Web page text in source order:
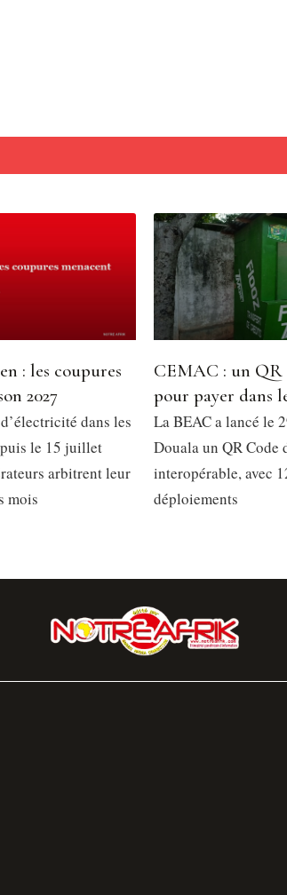
: les coupures
2027
dans les
le 15 juillet
arbitrent leur
mois
CEMAC : un QR
pour payer dans
La BEAC a lancé le
Douala un QR Code
interopérable, avec
déploiements